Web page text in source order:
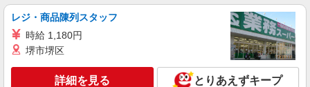
レジ・商品陳列スタッフ
時給 1,180円
堺市堺区
詳細を見る とりあえずキープ